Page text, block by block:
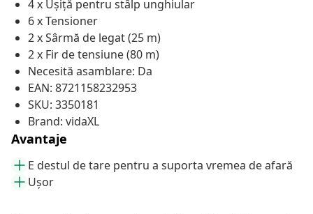
4 x Ușiță pentru stâlp unghiular
6 x Tensioner
2 x Sârmă de legat (25 m)
2 x Fir de tensiune (80 m)
Necesită asamblare: Da
EAN: 8721158232953
SKU: 3350181
Brand: vidaXL
Avantaje
E destul de tare pentru a suporta vremea de afară
Ușor